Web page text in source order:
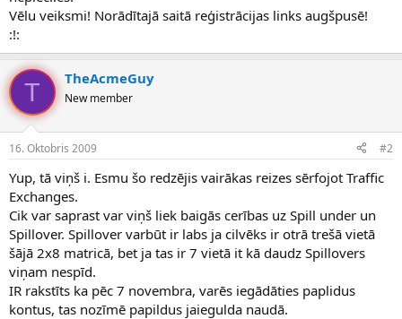
Vēlu veiksmi! Norādītajā saitā reģistrācijas links augšpusē!
:!:
T TheAcmeGuy
New member
16. Oktobris 2009 #2
Yup, tā viņš i. Esmu šo redzējis vairākas reizes sērfojot Traffic
Exchanges.
Cik var saprast var viņš liek baigās cerības uz Spill under un
Spillover. Spillover varbūt ir labs ja cilvēks ir otrā trešā vietā
šājā 2x8 matricā, bet ja tas ir 7 vietā it kā daudz Spillovers
viņam nespīd.
IR rakstīts ka pēc 7 novembra, varēs iegādāties paplidus
kontus, tas nozīmē papildus jaiegulda naudā.